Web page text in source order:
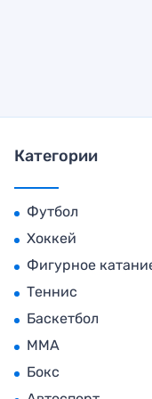
Категории
Футбол
Хоккей
Фигурное
Теннис
Баскетбол
MMA
Бокс